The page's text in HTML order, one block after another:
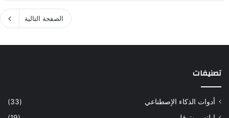
الصفحة التالية
تصنيفات
أدوات الذكاء الإصطناعي
(33)